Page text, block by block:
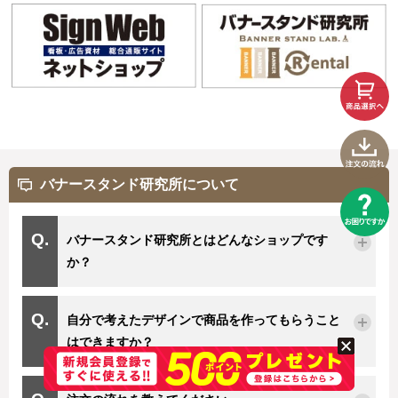
バナースタンド研究所について
バナースタンド研究所とはどんなショップです
か？
自分で考えたデザインで商品を作ってもらうこと
はできますか？